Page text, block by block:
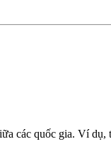
các quốc gia. Ví